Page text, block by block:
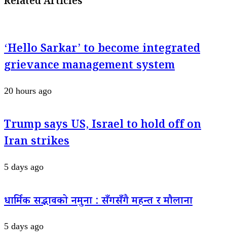
‘Hello Sarkar’ to become integrated
grievance management system
20 hours ago
Trump says US, Israel to hold off on
Iran strikes
5 days ago
धार्मिक सद्भावको नमुना : सँगसँगै महन्त र मौलाना
5 days ago